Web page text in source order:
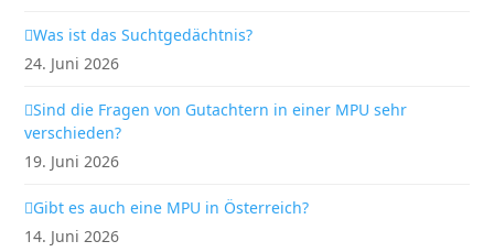
Was ist das Suchtgedächtnis?
24. Juni 2026
Sind die Fragen von Gutachtern in einer MPU sehr
verschieden?
19. Juni 2026
Gibt es auch eine MPU in Österreich?
14. Juni 2026